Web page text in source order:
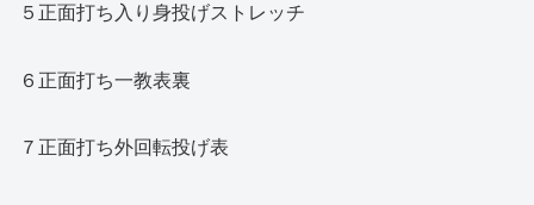
５正面打ち入り身投げストレッチ
６正面打ち一教表裏
７正面打ち外回転投げ表